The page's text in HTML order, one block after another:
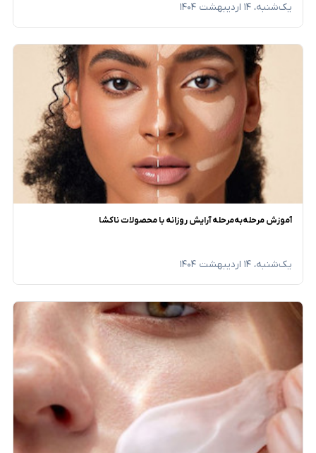
یک‌شنبه، ۱۴ اردیبهشت ۱۴۰۴
آموزش مرحله‌به‌مرحله آرایش روزانه با محصولات ناکشا
یک‌شنبه، ۱۴ اردیبهشت ۱۴۰۴